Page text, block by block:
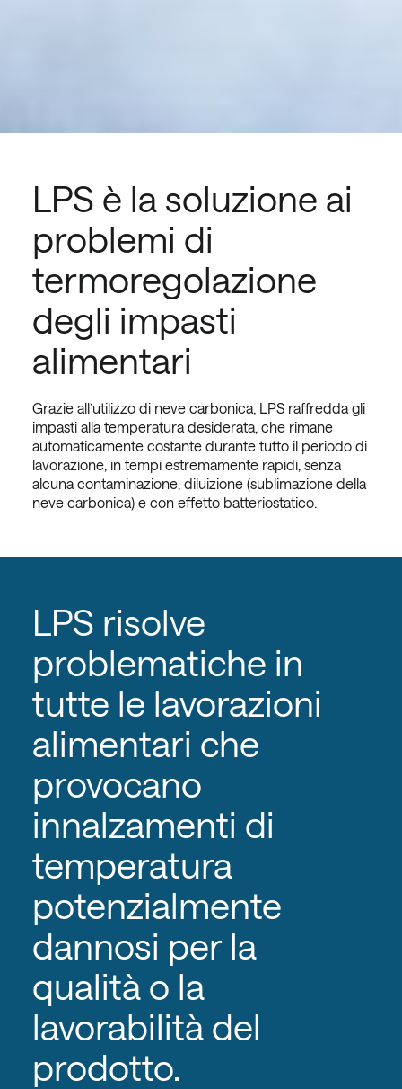
LPS è la soluzione ai
problemi di
termoregolazione
degli impasti
alimentari
Grazie all’utilizzo di neve carbonica, LPS raffredda gli
impasti alla temperatura desiderata, che rimane
automaticamente costante durante tutto il periodo di
lavorazione, in tempi estremamente rapidi, senza
alcuna contaminazione, diluizione (sublimazione della
neve carbonica) e con effetto batteriostatico.
LPS risolve
problematiche in
tutte le lavorazioni
alimentari che
provocano
innalzamenti di
temperatura
potenzialmente
dannosi per la
qualità o la
lavorabilità del
prodotto.